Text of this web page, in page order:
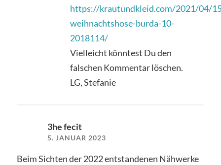
https://krautundkleid.com/2021/04/
weihnachtshose-burda-10-
2018114/
Vielleicht könntest Du den
falschen Kommentar löschen.
LG, Stefanie
3he fecit
5. JANUAR 2023
Beim Sichten der 2022 entstandenen Nähwerke